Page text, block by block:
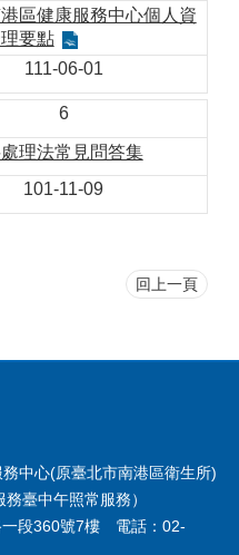
區健康服務中心個人資
要點
111-06-01
6
理法常見問答集
101-11-09
回上一頁
中心(原臺北市南港區衛生所)
臺中午照常服務）
一段360號7樓 電話：02-